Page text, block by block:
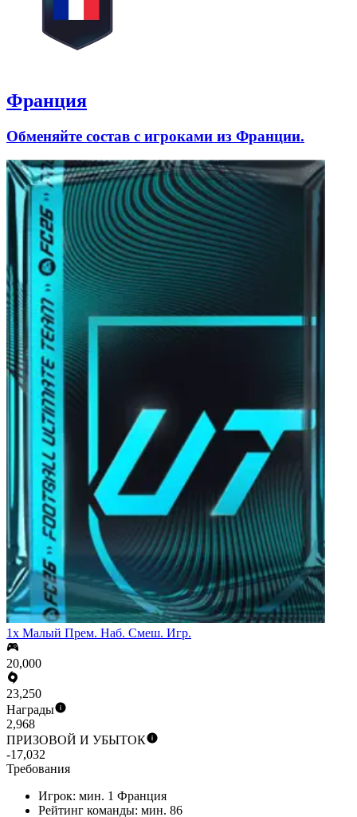
Франция
Обменяйте состав с игроками из Франции.
1x Малый Прем. Наб. Смеш. Игр.
20,000
23,250
Награды
2,968
ПРИЗОВОЙ И УБЫТОК
-17,032
Требования
Игрок: мин. 1 Франция
Рейтинг команды: мин. 86